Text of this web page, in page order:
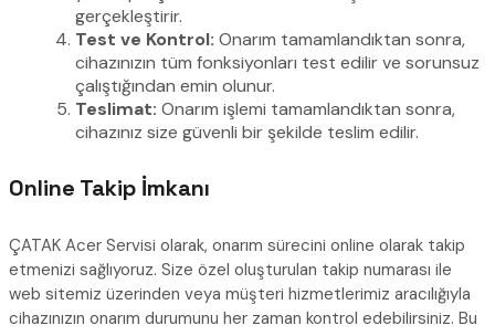
gerçekleştirir.
Test ve Kontrol: Onarım tamamlandıktan sonra,
cihazınızın tüm fonksiyonları test edilir ve sorunsuz
çalıştığından emin olunur.
Teslimat: Onarım işlemi tamamlandıktan sonra,
cihazınız size güvenli bir şekilde teslim edilir.
Online Takip İmkanı
ÇATAK Acer Servisi olarak, onarım sürecini online olarak takip
etmenizi sağlıyoruz. Size özel oluşturulan takip numarası ile
web sitemiz üzerinden veya müşteri hizmetlerimiz aracılığıyla
cihazınızın onarım durumunu her zaman kontrol edebilirsiniz. Bu